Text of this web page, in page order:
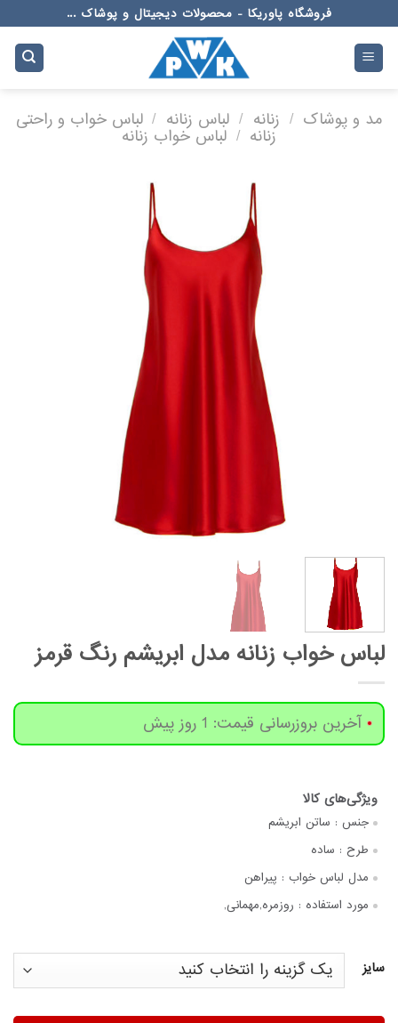
to
content
فروشگاه پاوریکا - محصولات دیجیتال و پوشاک ...
مد و پوشاک / زنانه / لباس زنانه / لباس خواب و راحتی
زنانه / لباس خواب زنانه
لباس خواب زنانه مدل ابریشم رنگ قرمز
آخرین بروزرسانی قیمت: 1 روز پیش
جنس : ساتن ابریشم
طرح : ساده
مدل لباس خواب : پیراهن
مورد استفاده : روزمره,مهمانی,
سایز